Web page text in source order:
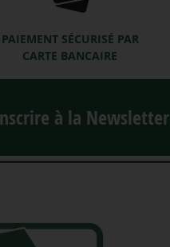
PAIEMENT SÉCURISÉ PAR
CARTE BANCAIRE
à la Newsletter